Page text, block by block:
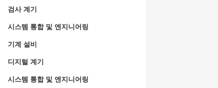
검사 계기
시스템 통합 및 엔지니어링
기계 설비
디지털 계기
시스템 통합 및 엔지니어링